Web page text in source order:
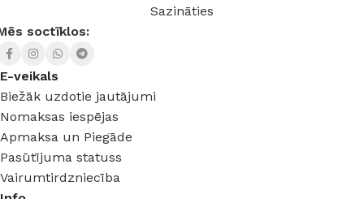
Sazināties
soctīklos:
E-veikals
Biežāk uzdotie jautājumi
Nomaksas iespējas
Apmaksa un Piegāde
Pasūtījuma statuss
Vairumtirdzniecība